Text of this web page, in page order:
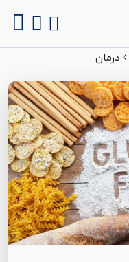
درمان